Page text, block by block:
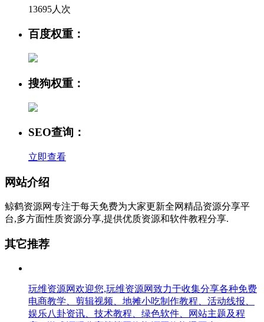
13695人次
百度权重：
搜狗权重：
SEO查询：
立即查看
网站介绍
鲸鹤资源网专注于每天免费为大家更新全网精品资源分享平
台,多方面性质资源分享,提供优质资源和软件教程分享.
其它推荐
玩维资源网欢迎您,玩维资源网致力于收集分享各种免费
电商教学、剪辑视频、地摊小吃制作教程、活动线报、
娱乐八卦资讯、技术教程、绿色软件、网站主题及程